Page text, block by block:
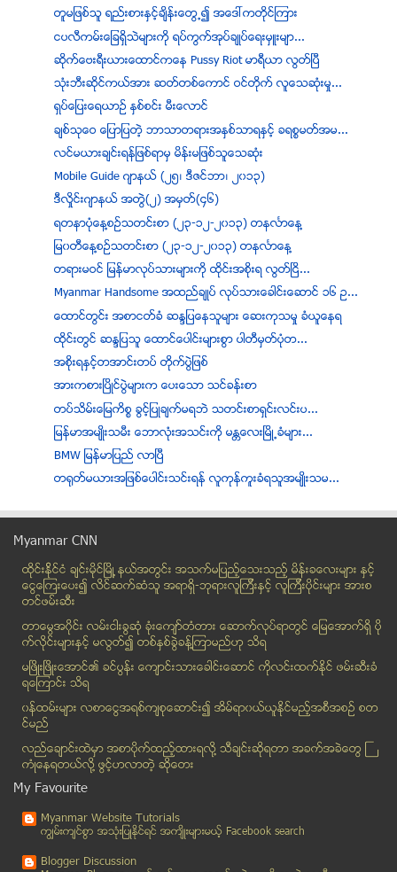
တူမျဖစ္သူ ရည္းစားႏွင့္ခ်ိန္းေတြ႕၍ အေဒၚကတုိင္ၾကား
ငပလီကမ္းေျခရွိသဲမ်ားကို ရပ္ကြက္အုပ္ခ်ဳပ္ေရးမွဴးမ်ာ...
ဆုိက္ေဗးရီးယားေထာင္ကေန Pussy Riot မာရီယာ လြတ္ၿပီ
သုံးဘီးဆုိင္ကယ္အား ဆတ္တစ္ေကာင္ ဝင္တုိက္ လူေသဆုံးမႈ...
ရွပ္ေျပးေရယာဥ္ ႏွစ္စင္း မီးေလာင္
ခ်စ္သုေဝ ေျပာျပတဲ့ ဘာသာတရားအႏွစ္သာရႏွင့္ ခရစၥမတ္အမ...
လင္မယားခ်င္းရန္ျဖစ္ရာမွ မိန္းမျဖစ္သူေသဆံုး
Mobile Guide ဂ်ာနယ္ (၂၅၊ ဒီဇင္ဘာ၊ ၂၀၁၃)
ဒီလႈိင္းဂ်ာနယ္ အတြဲ(၂) အမွတ္(၄၆)
ရတနာပံုေန႔စဥ္သတင္းစာ (၂၃-၁၂-၂၀၁၃) တနလၤာေန႔
ျမ၀တီေန႔စဥ္သတင္းစာ (၂၃-၁၂-၂၀၁၃) တနလၤာေန႔
တရားမဝင္ ျမန္မာလုပ္သားမ်ားကို ထုိင္းအစိုးရ လြတ္ၿငိ...
Myanmar Handsome အထည္ခ်ဳပ္ လုပ္သားေခါင္းေဆာင္ ၁၆ ဥ...
ေထာင္တြင္း အစာငတ္ခံ ဆႏၵျပေနသူမ်ား ေဆးကုသမႈ ခံယူေနရ
ထုိင္းတြင္ ဆႏၵျပသူ ေထာင္ေပါင္းမ်ားစြာ ပါတီမွတ္ပုံတ...
အစိုးရႏွင့္တအာင္းတပ္ တိုက္ပဲြျဖစ္
အားကစားၿပိဳင္ပြဲမ်ားက ေပးေသာ သင္ခန္းစာ
တပ္သိမ္းေျမကိစၥ ခြင့္ျပဳခ်က္မရဘဲ သတင္းစာရွင္းလင္းပ...
ျမန္မာအမ်ဳိးသမီး ေဘာလုံးအသင္းကို မႏၲေလးၿမိဳ႕ခံမ်ား...
BMW ျမန္မာျပည္ လာၿပီ
တ႐ုတ္မယားအျဖစ္ေပါင္းသင္းရန္ လူကုန္ကူးခံရသူအမ်ဳိးသမ...
ဗီဒီယိုဂိမ္းမ်ားျဖင့္ ယဥ္ေက်းမႈကို ေစာ္ကားေနေၾကာင္...
မုံရြာၿမိဳ႕အက်ဥ္းေထာင္တြင္ အခ်ဳပ္က်ေနသည့္အဘြားအုိ ...
ေထာင္ခုနစ္ရက္က်အက်ဥ္းသား အင္းစိန္ေထာင္ေရာက္ၿပီး ၂၄...
ထိုင္းႏုိင္ငံတြင္ျပဳလုပ္မည့္ Miss ASEAN 2013 ၿပဳိင...
ဆီးရီးယားဒုကၡသည္အေရးအတြက္ အစီအစဥ္
ပါရာဂိမ္းၿပိဳင္ပြဲ ဇန္န၀ါရီ ၁၄ ရက္ေန႔ က်င္းပမည္
အီတာလ်ံ ကူညီေရးအဖဲြ႔က ေက်းလက္ဖြံ႔ၿဖိဳးေရး ေဒၚလာ ၂၇...
ေဆာက္လုပ္ေရးႏွင့္ အိုးအိမ္ဘဏ္ ခုလ မကုန္ခင္ ဖြင့္မည္
ရန္ကုန္တြင္ က်င္းပမည့္ ကရင္ႏွစ္သစ္ကူးပြဲေတာ္ ကရင္လ...
လွ်ပ္တစ္ျပက္ သတင္းဂ်ာနယ္ အတြဲ(၄) အမွတ္(၆၂)
Weekly Eleven News Journal အတြဲ(၉) အမွတ္(၁၁)
Myanmar CNN
ထိုင္းနို္င္ငံ ခ်င္းမိုင္ျမိဳ ့နယ္အတြင္း အသက္မျပည့္ေသးသည့္ မိန္းခေလးမ်ား နွင့္
ေငြေၾကးေပး၍ လိင္ဆက္ဆံသူ အရာရွိ-ဘုရားလူၾကီးနွင့္ လူၾကီးပိုင္းမ်ား အားစ
တင္ဖမ္းဆီး
တာေမြအ၀ိုင္း လမ္းငါးခြဆံု ခံုးေက်ာ္တံတား ေဆာက္လုပ္ရာတြင္ ေျမေအာက္ရွိ ပို
က္လိုင္းမ်ားႏွင့္ မလြတ္၍ တစ္ႏွစ္ခြဲခန္႔ၾကာမည္ဟု သိရ
မၿဖိဳးၿဖိဳးေအာင္၏ ခင္ပြန္း ေက်ာင္းသားေခါင္းေဆာင္ ကိုလင္းထက္ႏိုင္ ဖမ္းဆီးခံ
ရေၾကာင္း သိရ
၀န္ထမ္းမ်ား လစာေငြအရစ္က်စုေဆာင္း၍ အိမ္ရာ၀ယ္ယူႏုိင္မည့္အစီအစဥ္ စတ
င္မည္
လည္ေခ်ာင္းထဲမွာ အစာပိုက္ထည့္ထားရလုိ႔ သီခ်င္းဆုိရတာ အခက္အခဲေတြ ႀ
ကံဳေနရတယ္လို႔ ဖြင့္ဟလာတဲ့ ဆုိေတး
My Favourite
Myanmar Website Tutorials
ကၽြမ္းက်င္စြာ အသုံးျပဳႏုိင္ရင္ အက်ိဳးမ်ားမယ့္ Facebook search
Blogger Discussion